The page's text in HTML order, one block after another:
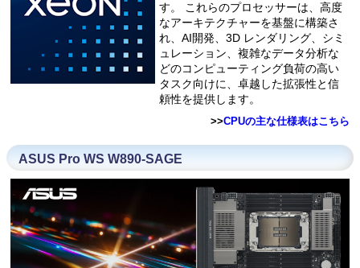
す。 これらのプロセッサーは、高度
なアーキテクチャーを基盤に構築さ
れ、AI開発、3D レンダリング、シミ
ュレーション、複雑なデータ分析な
どのコンピューティング負荷の高い
タスク向けに、卓越した拡張性と信
頼性を提供します。
>>CPUの主な仕様表はこちら
ASUS Pro WS W890-SAGE